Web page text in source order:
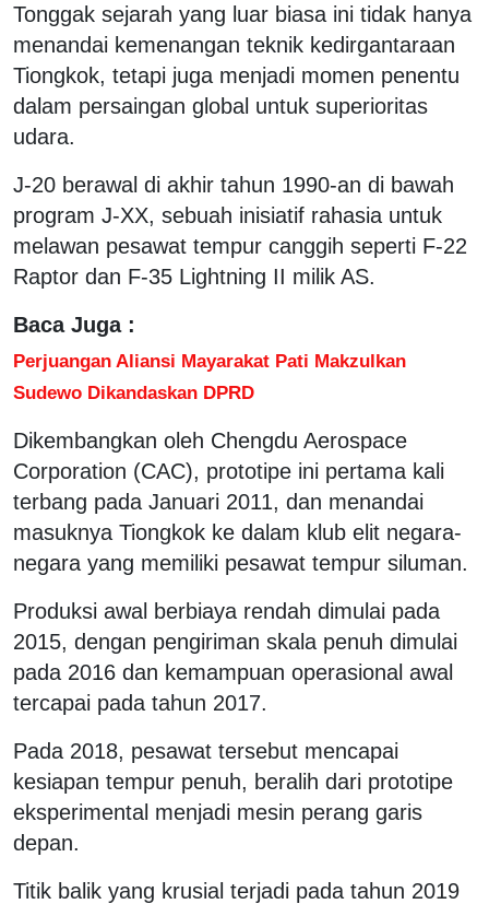
Tonggak sejarah yang luar biasa ini tidak hanya
menandai kemenangan teknik kedirgantaraan
Tiongkok, tetapi juga menjadi momen penentu
dalam persaingan global untuk superioritas
udara.
J-20 berawal di akhir tahun 1990-an di bawah
program J-XX, sebuah inisiatif rahasia untuk
melawan pesawat tempur canggih seperti F-22
Raptor dan F-35 Lightning II milik AS.
Baca Juga :
Perjuangan Aliansi Mayarakat Pati Makzulkan
Sudewo Dikandaskan DPRD
Dikembangkan oleh Chengdu Aerospace
Corporation (CAC), prototipe ini pertama kali
terbang pada Januari 2011, dan menandai
masuknya Tiongkok ke dalam klub elit negara-
negara yang memiliki pesawat tempur siluman.
Produksi awal berbiaya rendah dimulai pada
2015, dengan pengiriman skala penuh dimulai
pada 2016 dan kemampuan operasional awal
tercapai pada tahun 2017.
Pada 2018, pesawat tersebut mencapai
kesiapan tempur penuh, beralih dari prototipe
eksperimental menjadi mesin perang garis
depan.
Titik balik yang krusial terjadi pada tahun 2019